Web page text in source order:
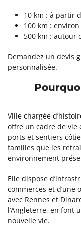
10 km : à partir
100 km : environ
500 km : autour
Demandez un devis
personnalisée.
Ville chargée
offre un cadre de vie
ports et sentiers
familles que les
environnement
Elle dispose
commerces et
avec Rennes et
l’Angleterre, en font
nouvelle vie.